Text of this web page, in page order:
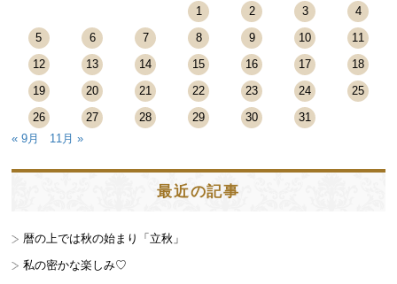
1 2 3
4
5
6 7 8 9 10
11
12
13 14 15 16 17
18
19
20 21 22 23 24
25
26
27 28 29 30
31
« 9月
11月 »
最近の記事
暦の上では秋の始まり「立秋」
私の密かな楽しみ♡